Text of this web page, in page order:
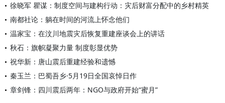
徐晓军 瞿谋：制度空间与建构行动：灾后财富分配中的乡村精英
南都社论：躺在时间的河流上怀念他们
温家宝：在汶川地震灾后恢复重建座谈会上的讲话
秋石：旗帜凝聚力量 制度彰显优势
祝华新：唐山震后重建经验和遗憾
秦玉兰：巴蜀吾乡·5月19日全国哀悼日作
章剑锋：四川震后两年：NGO与政府开始“蜜月”